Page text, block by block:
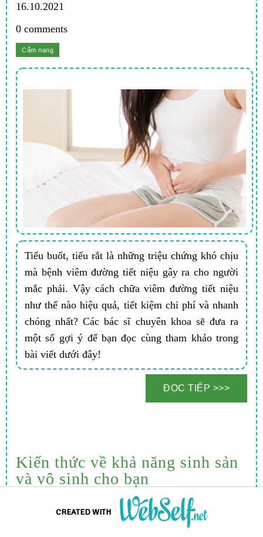
16.10.2021
0 comments
Tiểu buốt, tiểu rắt là những triệu chứng khó chịu
mà bệnh viêm đường tiết niệu gây ra cho người
mắc phải. Vậy cách chữa viêm đường tiết niệu
như thế nào hiệu quả, tiết kiệm chi phí và nhanh
chóng nhất? Các bác sĩ chuyên khoa sẽ đưa ra
một số gợi ý để bạn đọc cùng tham khảo trong
bài viết dưới đây!
Kiến thức về khả năng sinh sản
và vô sinh cho bạn
CREATED WITH